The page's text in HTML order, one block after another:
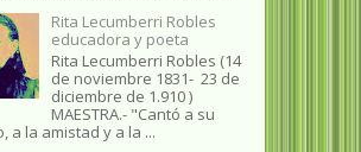
Rita Lecumberri Robles
educadora y poeta
Rita Lecumberri Robles (14
de noviembre 1831- 23 de
diciembre de 1.910 )
MAESTRA.- "Cantó a su
a la amistad y a la ...